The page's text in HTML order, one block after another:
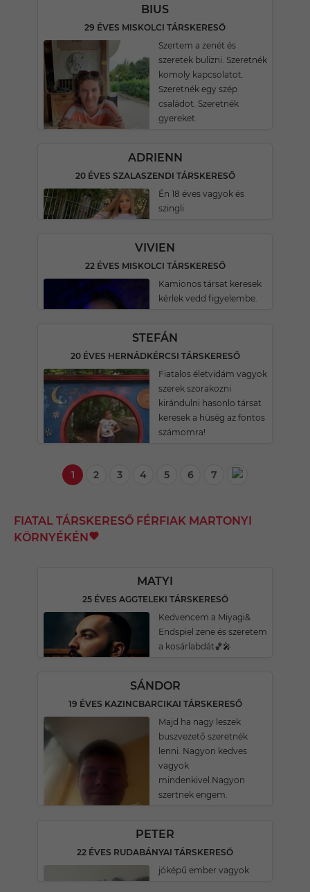
BIUS
29 ÉVES MISKOLCI TÁRSKERESŐ
Szertem a zenét és
szeretek bulizni. Szeretnék
komoly kapcsolatot.
Szeretnék egy szép
családot. Szeretnék
gyereket.
ADRIENN
20 ÉVES SZALASZENDI TÁRSKERESŐ
Én 18 éves vagyok és
szingli
VIVIEN
22 ÉVES MISKOLCI TÁRSKERESŐ
Kamionos társat keresek
kérlek vedd figyelembe.
STEFÁN
20 ÉVES HERNÁDKÉRCSI TÁRSKERESŐ
Fiatalos életvidám vagyok
szerek szorakozni
kirándulni hasonlo társat
keresek a hüség az fontos
számomra!
1 2 3 4 5 6 7
FIATAL TÁRSKERESŐ FÉRFIAK MARTONYI
KÖRNYÉKÉN
MATYI
25 ÉVES AGGTELEKI TÁRSKERESŐ
Kedvencem a Miyagi&
Endspiel zene és szeretem
a kosárlabdát🏀🎤
SÁNDOR
19 ÉVES KAZINCBARCIKAI TÁRSKERESŐ
Majd ha nagy leszek
buszvezető szeretnék
lenni. Nagyon kedves
vagyok
mindenkivel.Nagyon
szertnek engem.
PETER
22 ÉVES RUDABÁNYAI TÁRSKERESŐ
jóképű ember vagyok